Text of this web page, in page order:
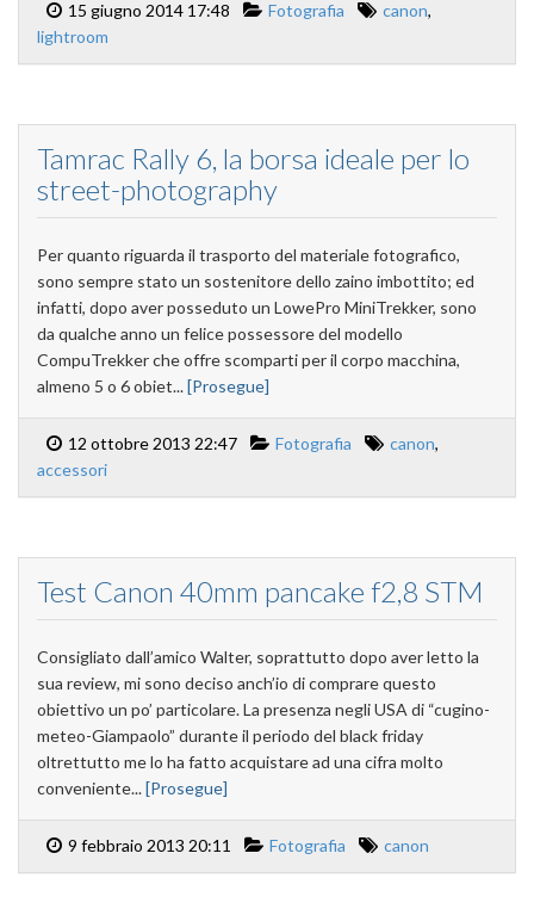
15 giugno 2014 17:48 Fotografia canon,
lightroom
Tamrac Rally 6, la borsa ideale per lo
street-photography
Per quanto riguarda il trasporto del materiale fotografico,
sono sempre stato un sostenitore dello zaino imbottito; ed
infatti, dopo aver posseduto un LowePro MiniTrekker, sono
da qualche anno un felice possessore del modello
CompuTrekker che offre scomparti per il corpo macchina,
almeno 5 o 6 obiet...[Prosegue]
12 ottobre 2013 22:47 Fotografia canon,
accessori
Test Canon 40mm pancake f2,8 STM
Consigliato dall’amico Walter, soprattutto dopo aver letto la
sua review, mi sono deciso anch’io di comprare questo
obiettivo un po’ particolare. La presenza negli USA di “cugino-
meteo-Giampaolo” durante il periodo del black friday
oltrettutto me lo ha fatto acquistare ad una cifra molto
conveniente...[Prosegue]
9 febbraio 2013 20:11 Fotografia canon